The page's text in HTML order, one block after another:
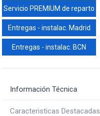
Servicio PREMIUM de reparto
Entregas - instalac. Madrid
Entregas - instalac. BCN
Información Técnica
Caracteristicas Destacadas